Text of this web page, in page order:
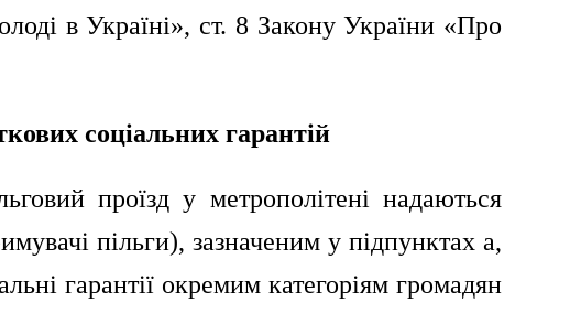
в Україні», ст. 8 Закону України «Про
соціальних гарантій
проїзд у метрополітені надаються
пільги), зазначеним у підпунктах а,
гарантії окремим категоріям громадян